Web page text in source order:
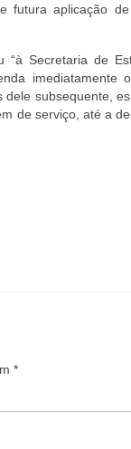
futura aplicação
“à Secretaria de
imediatamente
subsequente,
de serviço, até a
*